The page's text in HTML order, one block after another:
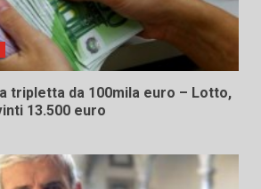
tripletta da 100mila euro – Lotto,
13.500 euro